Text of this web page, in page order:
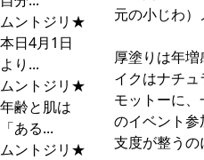
ムントジリ★
本日4月1日
より...
ムントジリ★
年齢と肌は
「ある...
ムントジリ★
元の小じわ）
厚塗りは年
イクはナチ
モットーに
のイベント参
支度が整うの